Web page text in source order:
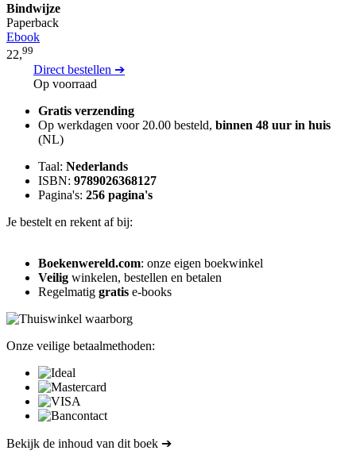
Bindwijze
Paperback
Ebook
22,99
Direct bestellen ➔
Op voorraad
Gratis verzending
Op werkdagen voor 20.00 besteld, binnen 48 uur in huis
(NL)
Taal: Nederlands
ISBN: 9789026368127
Pagina's: 256 pagina's
Je bestelt en rekent af bij:
Boekenwereld.com: onze eigen boekwinkel
Veilig winkelen, bestellen en betalen
Regelmatig gratis e-books
Onze veilige betaalmethoden:
Bekijk de inhoud van dit boek ➔